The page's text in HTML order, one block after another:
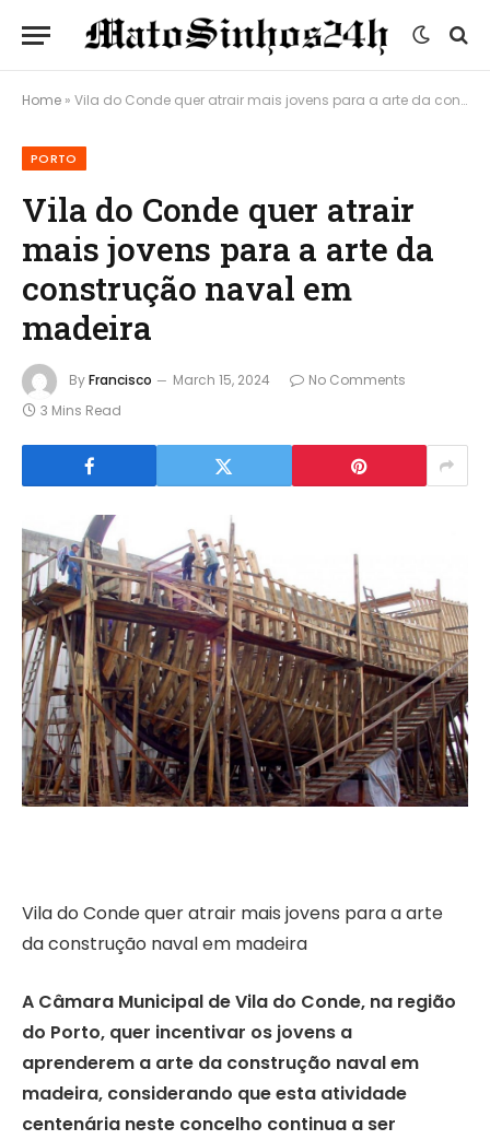
Home » Vila do Conde quer atrair mais jovens para a arte da construção naval em madeira
PORTO
Vila do Conde quer atrair
mais jovens para a arte da
construção naval em
madeira
ByFrancisco March 15, 2024
No Comments
3 Mins Read
Vila do Conde quer atrair mais jovens para a arte
da construção naval em madeira
A Câmara Municipal de Vila do Conde, na região
do Porto, quer incentivar os jovens a
aprenderem a arte da construção naval em
madeira, considerando que esta atividade
centenária neste concelho continua a ser